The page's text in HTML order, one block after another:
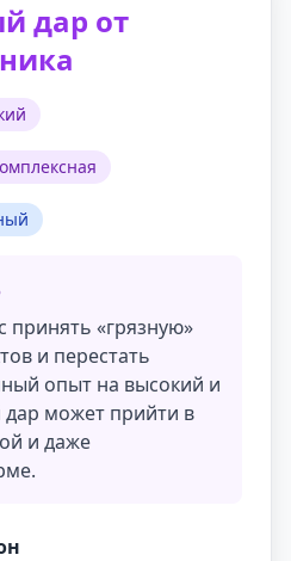
дар от
принять «грязную»
и перестать
опыт на высокий и
может прийти в
и даже